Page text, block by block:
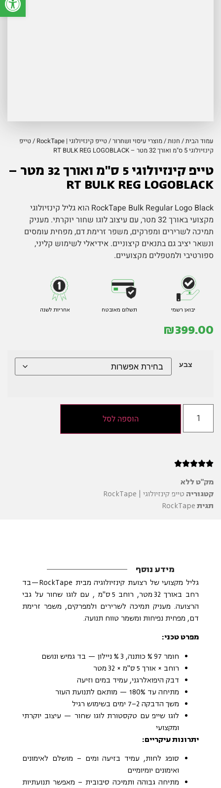
עמוד הבית/ חנות/מוצרי עיסוי ושחרור/ טייפ קינזיולוגי | RockTape
/ טייפ
קינזיולוגי 5 ס"מ ואורך 32 מטר – RT BULK REG LOGOBLACK
טייפ קינזיולוגי 5 ס"מ ואורך 32 מטר –
RT BULK REG LOGOBLACK
RockTape Bulk Regular Logo Black הוא גליל קינזיולוגי
מקצועי באורך 32 מטר, עם עיצוב לוגו שחור יוקרתי. מעניק
תמיכה לשרירים ומפרקים, משפר זרימת דם, מפחית עומסים
ונשאר יציב גם בתנאים קיצוניים. אידיאלי לשימוש קליני,
ספורטיבי ולמטפלים מקצועיים.
יבואן רשמי תשלום מאובטח אחריות לשנה
₪399.00
צבע
הוספה לסל





מק"טללא
קטגוריה טייפ קינזיולוגי | RockTape
תגיתRockTape
מידע נוסף
גליל מקצועי של רצועת קינזיולוגיה מבית RockTape—בד
רחב באורך 32 מטר, רוחב 5 ס"מ , עם לוגו שחור על גבי
הרצועה. מעניק תמיכה לשרירים ולמפרקים, משפר זרימת
דם, מפחית נפיחות ומשמר טווח תנועה.
מפרט טכני:
חומר 97 % כותנה, 3 % ניילון — בד גמיש ונושם
רוחב × אורך 5 ס"מ × 32 מטר
דבק היפואלרגני, עמיד במים וזיעה
מתיחה עד 180% — מותאם לתנועת העור
משך הדבקה 2–7 ימים בשימוש רגיל
לוגו שייפ עם טקסטורת לוגו שחור — עיצוב יוקרתי
ומקצועי
יתרונות עיקריים:
סופג לחות, עמיד בזיעה ומים – מושלם לאימונים
ואימונים יומיומיים
מתיחה גבוהה ותמיכה סיבובית – מאפשר תנועתיות